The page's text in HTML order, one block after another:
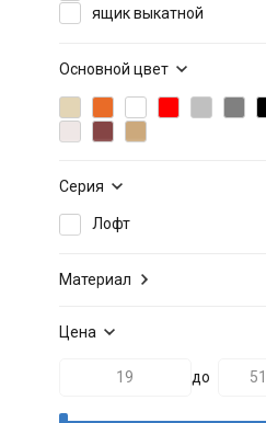
ящик выкатной
Основной цвет
Серия
Лофт
Материал
Цена
до